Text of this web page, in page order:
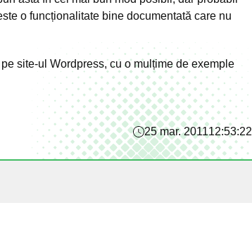
o funcționalitate bine documentată care nu
pe site-ul Wordpress, cu o mulțime de exemple
25 mar. 201112:53:22